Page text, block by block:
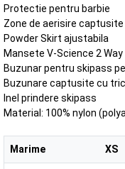
Protectie pentru barbie
Zone de aerisire
Powder Skirt ajustabila
Mansete V-Science 2 Way
Buzunar pentru skipass
Buzunare captusite cu
Inel prindere skipass
Material: 100% nylon
Marime XS